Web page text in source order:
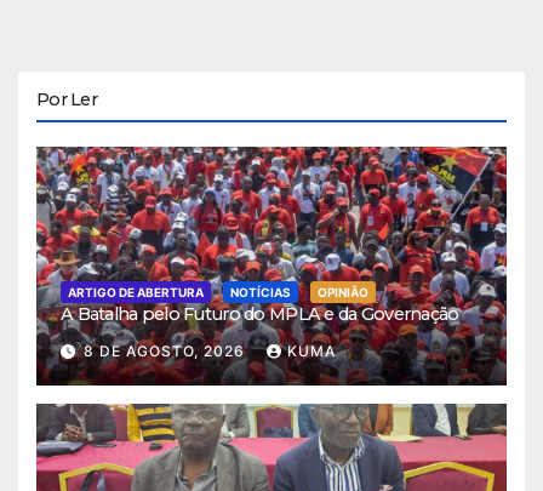
Por Ler
ARTIGO DE ABERTURA NOTÍCIAS OPINIÃO
A Batalha pelo Futuro do MPLA e da Governação
8 DE AGOSTO, 2026 KUMA